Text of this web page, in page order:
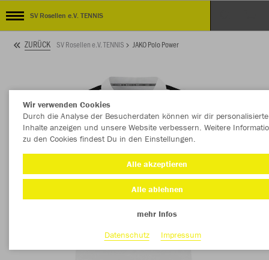
SV Rosellen e.V. TENNIS
ZURÜCK SV Rosellen e.V. TENNIS JAKO Polo Power
Wir verwenden Cookies
Durch die Analyse der Besucherdaten können wir dir personalisierte
Inhalte anzeigen und unsere Website verbessern. Weitere
zu den Cookies findest Du in den Einstellungen.
Alle akzeptieren
Alle ablehnen
mehr Infos
Datenschutz
Impressum